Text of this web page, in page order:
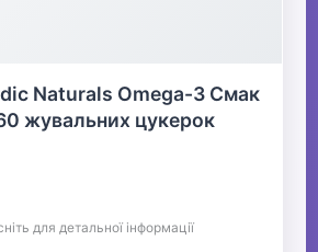
Naturals Omega-3 Смак
жувальних цукерок
для детальної інформації